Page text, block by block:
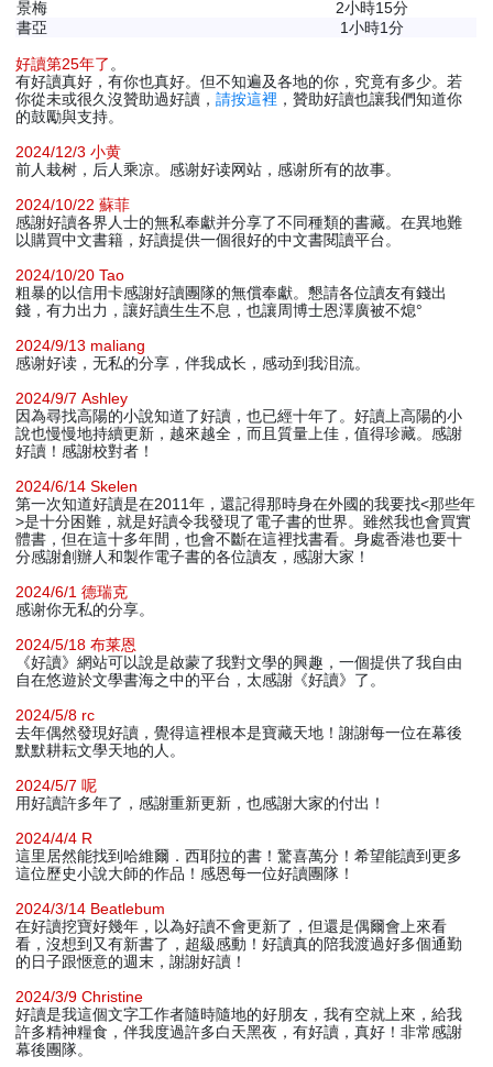
景梅
2小時15分
書亞
1小時1分
好讀第25年了 。
有好讀真好，有你也真好。但不知遍及各地的你，究竟有多少。若
你從未或很久沒贊助過好讀，請按這裡 ，贊助好讀也讓我們知道你
的鼓勵與支持。
2024/12/3 小黄
前人栽树，后人乘凉。感谢好读网站，感谢所有的故事。
2024/10/22 蘇菲
感謝好讀各界人士的無私奉獻并分享了不同種類的書藏。在異地難
以購買中文書籍，好讀提供一個很好的中文書閱讀平台。
2024/10/20 Tao
粗暴的以信用卡感謝好讀團隊的無償奉獻。懇請各位讀友有錢出
錢，有力出力，讓好讀生生不息，也讓周博士恩澤廣被不熄°
2024/9/13 maliang
感谢好读，无私的分享，伴我成长，感动到我泪流。
2024/9/7 Ashley
因為尋找高陽的小說知道了好讀，也已經十年了。好讀上高陽的小
說也慢慢地持續更新，越來越全，而且質量上佳，值得珍藏。感謝
好讀！感謝校對者！
2024/6/14 Skelen
第一次知道好讀是在2011年，還記得那時身在外國的我要找<那些年
>是十分困難，就是好讀令我發現了電子書的世界。雖然我也會買實
體書，但在這十多年間，也會不斷在這裡找書看。身處香港也要十
分感謝創辦人和製作電子書的各位讀友，感謝大家！
2024/6/1 德瑞克
感谢你无私的分享。
2024/5/18 布莱恩
《好讀》網站可以說是啟蒙了我對文學的興趣，一個提供了我自由
自在悠遊於文學書海之中的平台，太感謝《好讀》了。
2024/5/8 rc
去年偶然發現好讀，覺得這裡根本是寶藏天地！謝謝每一位在幕後
默默耕耘文學天地的人。
2024/5/7 呢
用好讀許多年了，感謝重新更新，也感謝大家的付出！
2024/4/4 R
這里居然能找到哈維爾．西耶拉的書！驚喜萬分！希望能讀到更多
這位歷史小說大師的作品！感恩每一位好讀團隊！
2024/3/14 Beatlebum
在好讀挖寶好幾年，以為好讀不會更新了，但還是偶爾會上來看
看，沒想到又有新書了，超級感動！好讀真的陪我渡過好多個通勤
的日子跟愜意的週末，謝謝好讀！
2024/3/9 Christine
好讀是我這個文字工作者隨時隨地的好朋友，我有空就上來，給我
許多精神糧食，伴我度過許多白天黑夜，有好讀，真好！非常感謝
幕後團隊。